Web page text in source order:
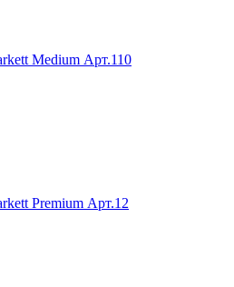
Medium Арт.110
Premium Арт.12